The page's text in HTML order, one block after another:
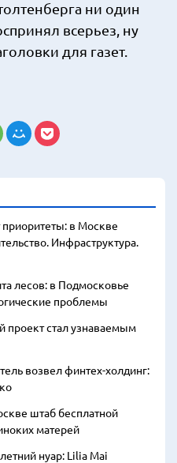
ни один
всерьез, ну
для газет.
приоритеты: в Москве
Инфраструктура.
лесов: в Подмосковье
проблемы
проект стал узнаваемым
возвел финтех-холдинг:
штаб бесплатной
матерей
нуар: Lilia Mai